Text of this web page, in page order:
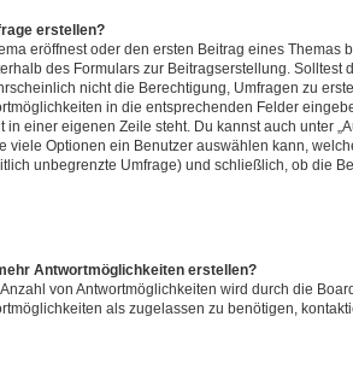
erstellen?
eröffnest oder den ersten Beitrag eines Themas
des Formulars zur Beitragserstellung. Solltest
nicht die Berechtigung, Umfragen zu
in die entsprechenden Felder
in einer eigenen Zeile steht. Du kannst auch unter
viele Optionen ein Benutzer auswählen kann,
unbegrenzte Umfrage) und schließlich, ob die
Antwortmöglichkeiten erstellen?
von Antwortmöglichkeiten wird durch die
als zugelassen zu benötigen,